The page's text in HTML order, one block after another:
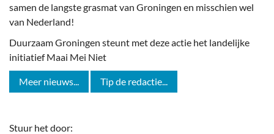
samen de langste grasmat van Groningen en misschien wel
van Nederland!
Duurzaam Groningen steunt met deze actie het landelijke
initiatief Maai Mei Niet
Meer nieuws... Tip de redactie...
Stuur het door: